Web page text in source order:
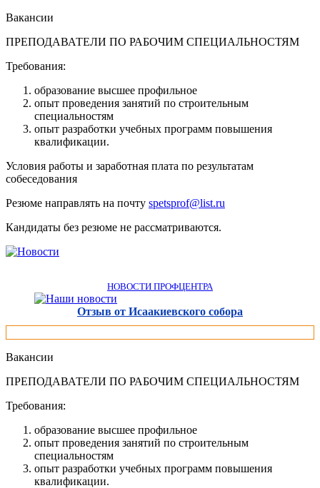
Вакансии
ПРЕПОДАВАТЕЛИ ПО РАБОЧИМ СПЕЦИАЛЬНОСТЯМ
Требования:
образование высшее профильное
опыт проведения занятий по строительным
специальностям
опыт разработки учебных программ повышения
квалификации.
Условия работы и заработная плата по результатам
собеседования
Резюме направлять на почту spetsprof@list.ru
Кандидаты без резюме не рассматриваются.
НОВОСТИ ПРОФЦЕНТРА
Отзыв от Исаакиевского собора
Вакансии
ПРЕПОДАВАТЕЛИ ПО РАБОЧИМ СПЕЦИАЛЬНОСТЯМ
Требования:
образование высшее профильное
опыт проведения занятий по строительным
специальностям
опыт разработки учебных программ повышения
квалификации.